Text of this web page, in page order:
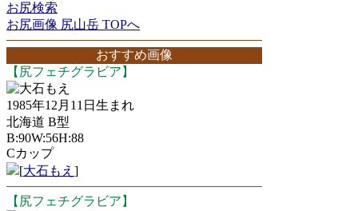
お尻検索
お尻画像 尻山岳 TOPへ
おすすめ画像
【尻フェチグラビア】
大石もえ
1985年12月11日生まれ
北海道 B型
B:90W:56H:88
Cカップ
[大石もえ ]
【尻フェチグラビア】